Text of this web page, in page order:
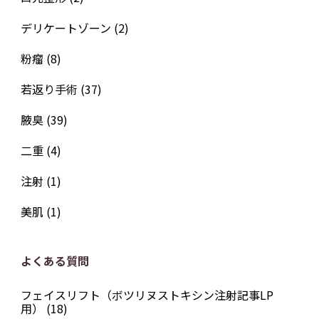
デリケートゾーン (2)
粉瘤 (8)
若返り手術 (37)
腋臭 (39)
二重 (4)
注射 (1)
美肌 (1)
よくある質問
フェイスリフト（ボツリヌストキシン注射記事LP
用）
(18)